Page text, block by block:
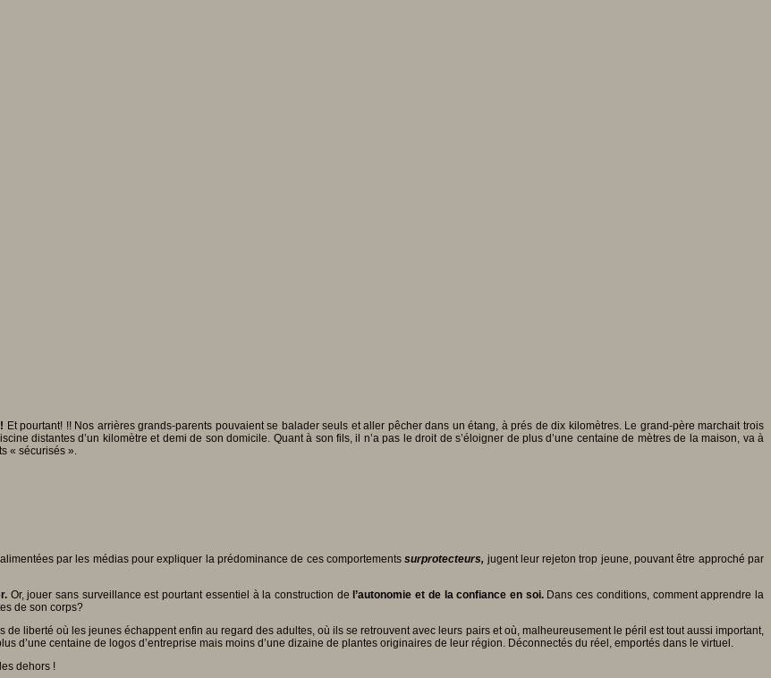
Et pourtant! !! Nos arrières grands-parents pouvaient se balader seuls et aller pêcher dans un étang, à prés de dix kilomètres. Le grand-père marchait trois
distantes d’un kilomètre et demi de son domicile. Quant à son fils, il n’a pas le droit de s’éloigner de plus d’une centaine de mètres de la maison, va à
« sécurisés ».
par les médias pour expliquer la prédominance de ces comportementssurprotecteurs, jugent leur rejeton trop jeune, pouvant être approché par
Or, jouer sans surveillance est pourtant essentiel à la construction del’autonomie et de la confiance en soi.Dans ces conditions, comment apprendre la
de son corps?
liberté où les jeunes échappent enfin au regard des adultes, où ils se retrouvent avec leurs pairs et où, malheureusement le péril est tout aussi important,
d’une centaine de logos d’entreprise mais moins d’une dizaine de plantes originaires de leur région. Déconnectés du réel, emportés dans le virtuel.
dehors !